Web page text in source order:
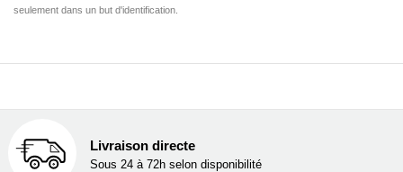
seulement dans un but d'identification.
Livraison directe
Sous 24 à 72h selon disponibilité